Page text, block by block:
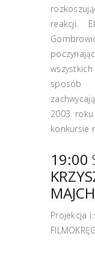
reakcji.
sposób
2003
konkursie
19:00
Projekcja